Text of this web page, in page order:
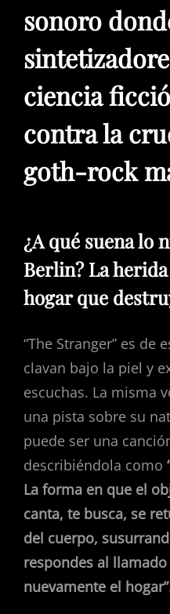
sonoro
ciencia
contra la
goth-rock
¿A qué suena lo
Berlin? La
hogar que
“The Stranger” es de
clavan bajo la piel y
escuchas. La misma
una pista sobre su
puede ser una
describiéndola como
La forma en que el
canta, te busca, se
del cuerpo,
respondes al
nuevamente el